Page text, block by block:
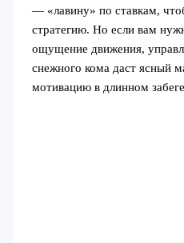
— «лавину» по ставкам,
стратегию. Но если вам
ощущение движения,
снежного кома даст ясный
мотивацию в длинном